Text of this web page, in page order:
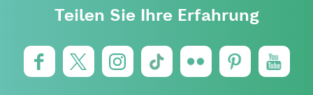
Teilen Sie Ihre Erfahrung